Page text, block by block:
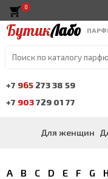
БутикЛабо
+7 965 273 38 59
+7 903729 01 77
Для женщин
0
A B C D E F G H